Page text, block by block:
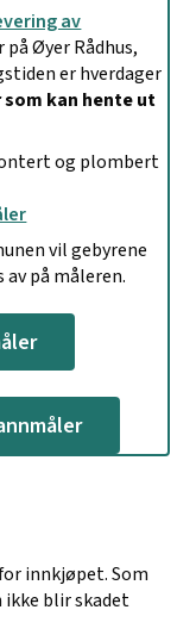
av
Øyer Rådhus,
er hverdager
kan hente ut
og plombert
vil gebyrene
på måleren.
innkjøpet. Som
ikke blir skadet